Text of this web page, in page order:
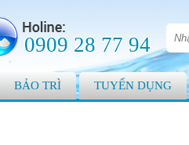
0909 28 77 94
BẢO TRÌ TUYỂN DỤNG